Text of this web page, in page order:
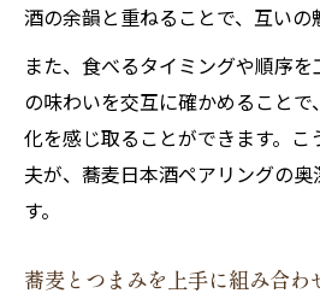
酒の余韻と重ねることで、互いの
また、食べるタイミングや順序
の味わいを交互に確かめること
化を感じ取ることができます。こ
夫が、蕎麦日本酒ペアリングの
す。
蕎麦とつまみを上手に組み合わ